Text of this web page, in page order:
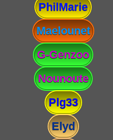
PhilMarie
Maelounet
G-Genzoo
Nounoute
Plg33
Elyd